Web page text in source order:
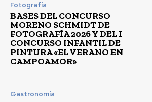
Fotografía
BASES DEL CONCURSO
MORENO SCHMIDT DE
FOTOGRAFÍA 2026 Y DEL I
CONCURSO INFANTIL DE
PINTURA «EL VERANO EN
CAMPOAMOR»
Gastronomía